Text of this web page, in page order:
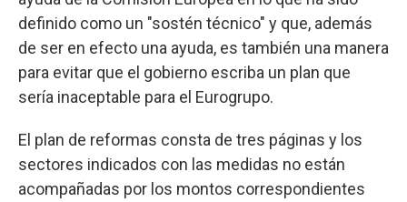
definido como un "sostén técnico" y que, además
de ser en efecto una ayuda, es también una manera
para evitar que el gobierno escriba un plan que
sería inaceptable para el Eurogrupo.
El plan de reformas consta de tres páginas y los
sectores indicados con las medidas no están
acompañadas por los montos correspondientes